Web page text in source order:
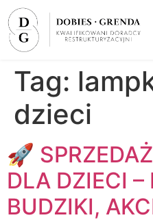
Tag:
dzieci
🚀
DLA DZIECI –
BUDZIKI,